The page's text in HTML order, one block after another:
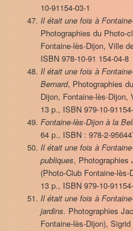
10-91154-03-1
Il était une fois à
Photographies du Photo-
Fontaine-lès-Dijon, Ville
ISBN 978-10-91 154-04-8
Il était une fois à
Bernard, Photographies
Dijon, Fontaine-lès-Dijon,
13 p., ISBN 979-10-
Fontaine-lès-Dijon à la
64 p., ISBN : 978-2-
Il était une fois à
publiques, Photographies
(Photo-Club Fontaine-
13 p., ISBN 979-10-
Il était une fois à
jardins. Photographies
Fontaine-lès-Dijon),